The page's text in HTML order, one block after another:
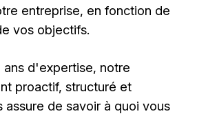
entreprise, en fonction de
vos objectifs.
d'expertise, notre
proactif, structuré et
assure de savoir à quoi vous